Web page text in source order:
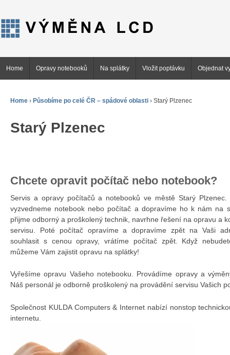
Home Opravy notebooků Na splátky Vložit poptávku Objednat
Home › Působíme po celé ČR – spádové oblasti › Starý Plzenec
Starý Plzenec
Chcete opravit počítač nebo notebook?
Servis a opravy počítačů a notebooků ve městě Starý
vyzvedneme notebook nebo počítač a dopravíme ho k nám na
přijme odborný a proškolený technik, navrhne řešení na opravu a
servisu. Poté počítač opravíme a dopravíme zpět na Vaši
souhlasit s cenou opravy, vrátíme počítač zpět. Když
můžeme Vám zajistit opravu na splátky!
Vyřešíme opravu Vašeho notebooku. Provádíme opravy a
Náš personál je odborně proškolený na provádění servisu Vašich
Společnost KULDA Computers & Internet nabízí nonstop
internetu.